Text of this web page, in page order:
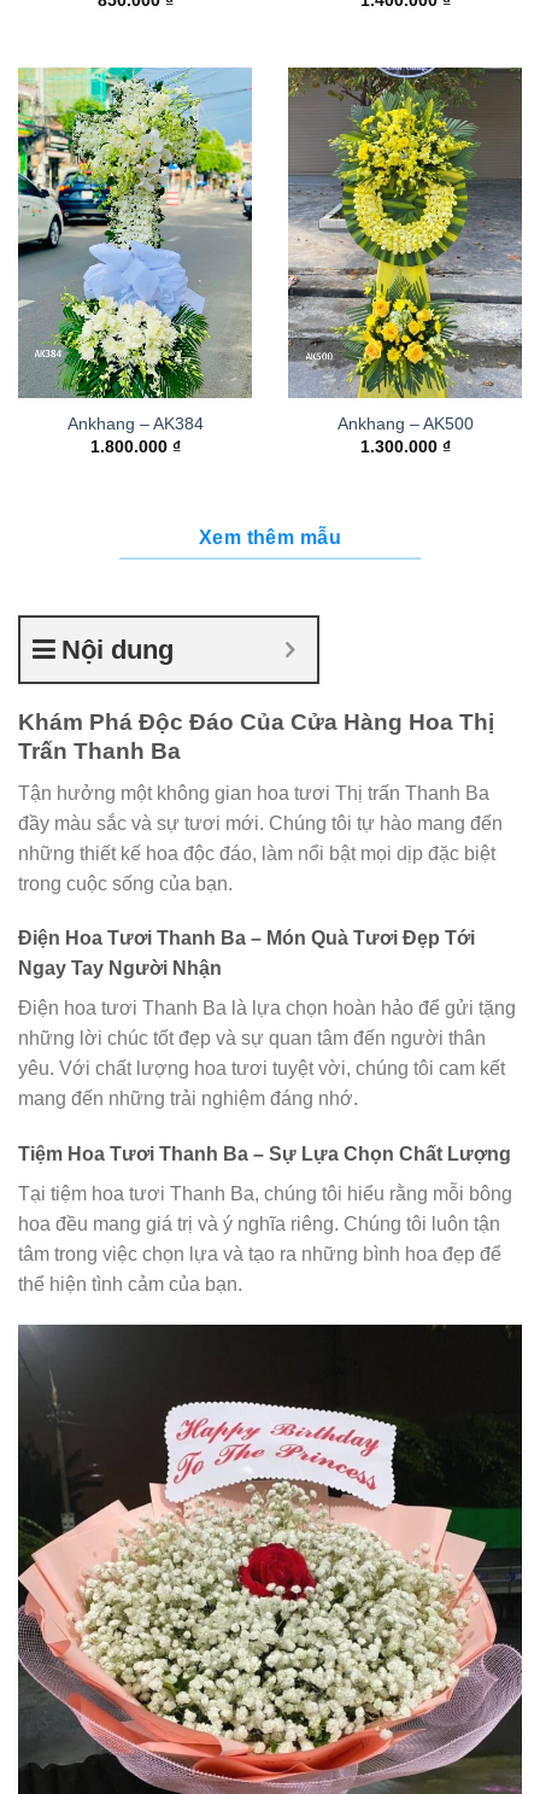
Ankhang – AK384
1.800.000 ₫
Ankhang – AK500
1.300.000 ₫
Xem thêm mẫu
Nội dung
Khám Phá Độc Đáo Của Cửa Hàng Hoa Thị
Trấn Thanh Ba
Tận hưởng một không gian hoa tươi Thị trấn Thanh Ba
đầy màu sắc và sự tươi mới. Chúng tôi tự hào mang đến
những thiết kế hoa độc đáo, làm nổi bật mọi dịp đặc biệt
trong cuộc sống của bạn.
Điện Hoa Tươi Thanh Ba – Món Quà Tươi Đẹp Tới
Ngay Tay Người Nhận
Điện hoa tươi Thanh Ba là lựa chọn hoàn hảo để gửi tặng
những lời chúc tốt đẹp và sự quan tâm đến người thân
yêu. Với chất lượng hoa tươi tuyệt vời, chúng tôi cam kết
mang đến những trải nghiệm đáng nhớ.
Tiệm Hoa Tươi Thanh Ba – Sự Lựa Chọn Chất Lượng
Tại tiệm hoa tươi Thanh Ba, chúng tôi hiểu rằng mỗi bông
hoa đều mang giá trị và ý nghĩa riêng. Chúng tôi luôn tận
tâm trong việc chọn lựa và tạo ra những bình hoa đẹp để
thể hiện tình cảm của bạn.